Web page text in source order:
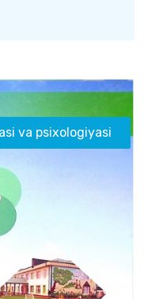
va psixologiyasi